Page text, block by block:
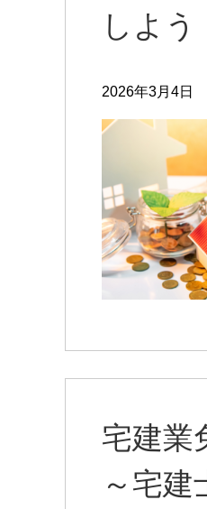
しよう
2026年3月4日
宅建
～宅建